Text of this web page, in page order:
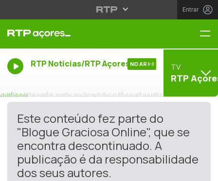
Entrar
RTP Noticias/RTP Açores NO AR TV
RTP
Este conteúdo fez parte do
"Blogue Graciosa Online", que se
encontra descontinuado. A
publicação é da responsabilidade
dos seus autores.